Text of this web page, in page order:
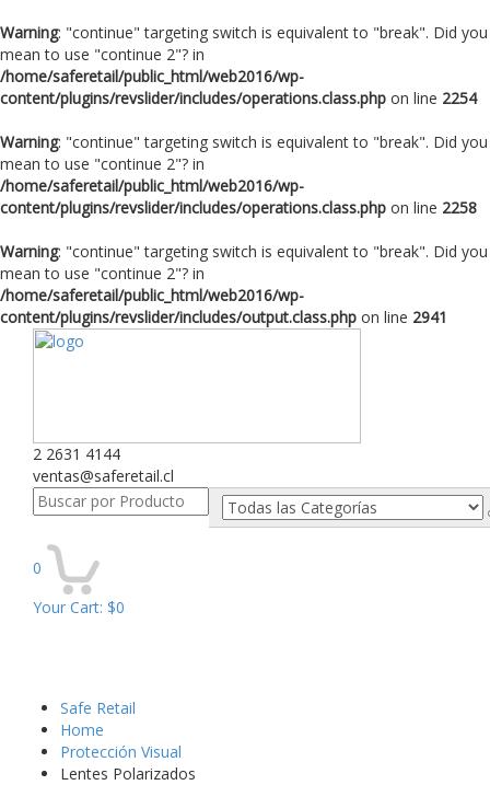
Warning: "continue" targeting switch is equivalent to "break". Did you
mean to use "continue 2"? in
/home/saferetail/public_html/web2016/wp-
content/plugins/revslider/includes/operations.class.php on line 2254
Warning: "continue" targeting switch is equivalent to "break". Did you
mean to use "continue 2"? in
/home/saferetail/public_html/web2016/wp-
content/plugins/revslider/includes/operations.class.php on line 2258
Warning: "continue" targeting switch is equivalent to "break". Did you
mean to use "continue 2"? in
/home/saferetail/public_html/web2016/wp-
content/plugins/revslider/includes/output.class.php on line 2941
2 2631 4144
ventas@saferetail.cl
Buscar
por:
0
Your Cart: $0
Safe Retail
Home
Protección Visual
Lentes Polarizados